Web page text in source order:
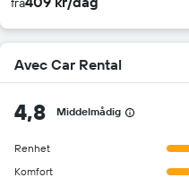
Avec Car Rental
4,8 Middelmådig
Renhet
Komfort